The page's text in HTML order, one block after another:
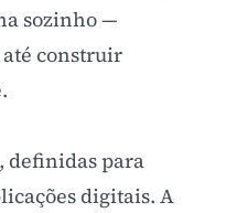
sozinho —
construir
definidas para
digitais. A